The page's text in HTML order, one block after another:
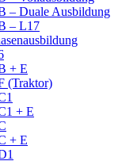
– Duale Ausbildung
– L17
+ E
(Traktor)
+ E
+ E